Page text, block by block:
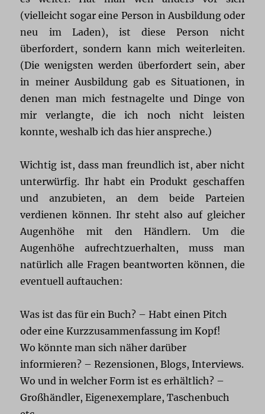
(vielleicht sogar eine Person in Ausbildung oder
neu im Laden), ist diese Person nicht
überfordert, sondern kann mich weiterleiten.
(Die wenigsten werden überfordert sein, aber
in meiner Ausbildung gab es Situationen, in
denen man mich festnagelte und Dinge von
mir verlangte, die ich noch nicht leisten
konnte, weshalb ich das hier anspreche.)
Wichtig ist, dass man freundlich ist, aber nicht
unterwürfig. Ihr habt ein Produkt geschaffen
und anzubieten, an dem beide Parteien
verdienen können. Ihr steht also auf gleicher
Augenhöhe mit den Händlern. Um die
Augenhöhe aufrechtzuerhalten, muss man
natürlich alle Fragen beantworten können, die
eventuell auftauchen:
Was ist das für ein Buch? – Habt einen Pitch
oder eine Kurzzusammenfassung im Kopf!
Wo könnte man sich näher darüber
informieren? – Rezensionen, Blogs, Interviews.
Wo und in welcher Form ist es erhältlich? –
Großhändler, Eigenexemplare, Taschenbuch